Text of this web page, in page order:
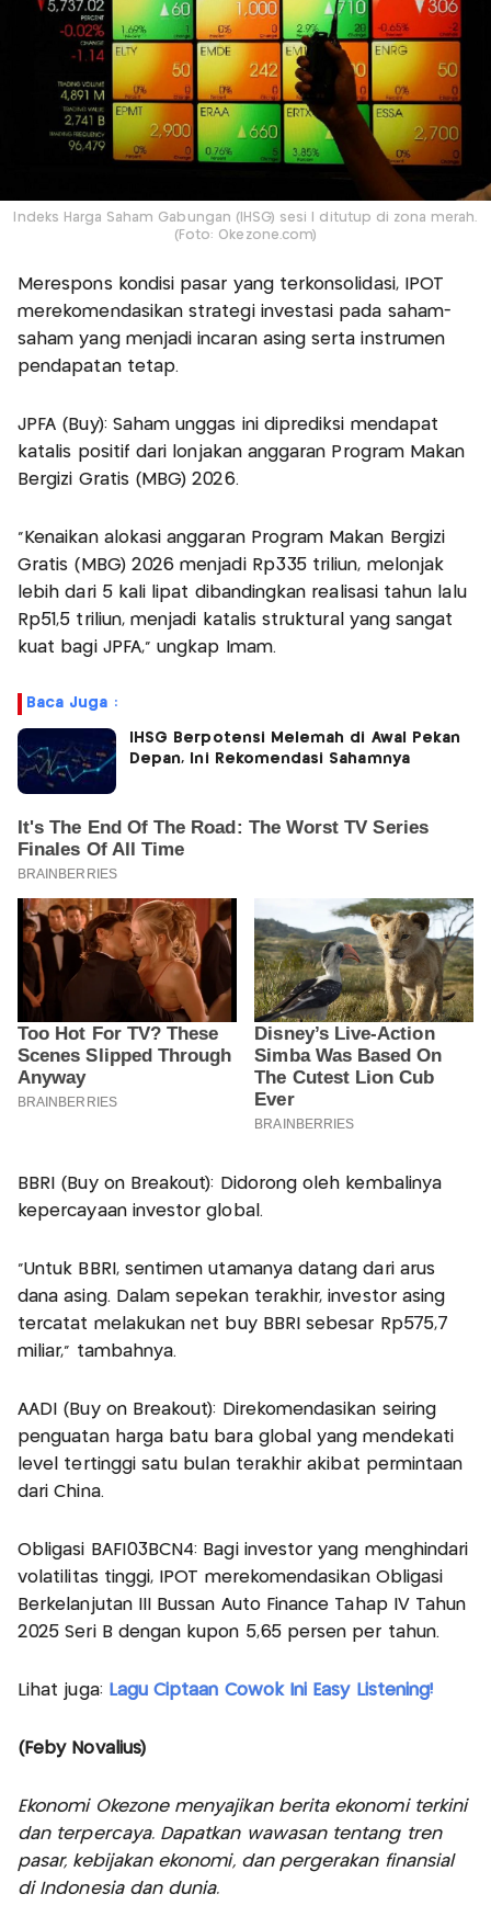
Indeks Harga Saham Gabungan (IHSG) sesi I ditutup di zona merah.
(Foto: Okezone.com)
Merespons kondisi pasar yang terkonsolidasi, IPOT
merekomendasikan strategi investasi pada saham-
saham yang menjadi incaran asing serta instrumen
pendapatan tetap.
JPFA (Buy): Saham unggas ini diprediksi mendapat
katalis positif dari lonjakan anggaran Program Makan
Bergizi Gratis (MBG) 2026.
"Kenaikan alokasi anggaran Program Makan Bergizi
Gratis (MBG) 2026 menjadi Rp335 triliun, melonjak
lebih dari 5 kali lipat dibandingkan realisasi tahun lalu
Rp51,5 triliun, menjadi katalis struktural yang sangat
kuat bagi JPFA," ungkap Imam.
Baca Juga :
IHSG Berpotensi Melemah di Awal Pekan
Depan, Ini Rekomendasi Sahamnya
BBRI (Buy on Breakout): Didorong oleh kembalinya
kepercayaan investor global.
"Untuk BBRI, sentimen utamanya datang dari arus
dana asing. Dalam sepekan terakhir, investor asing
tercatat melakukan net buy BBRI sebesar Rp575,7
miliar," tambahnya.
AADI (Buy on Breakout): Direkomendasikan seiring
penguatan harga batu bara global yang mendekati
level tertinggi satu bulan terakhir akibat permintaan
dari China.
Obligasi BAFI03BCN4: Bagi investor yang menghindari
volatilitas tinggi, IPOT merekomendasikan Obligasi
Berkelanjutan III Bussan Auto Finance Tahap IV Tahun
2025 Seri B dengan kupon 5,65 persen per tahun.
Lihat juga: Lagu Ciptaan Cowok Ini Easy Listening!
(Feby Novalius)
Ekonomi Okezone menyajikan berita ekonomi terkini
dan terpercaya. Dapatkan wawasan tentang tren
pasar, kebijakan ekonomi, dan pergerakan finansial
di Indonesia dan dunia.